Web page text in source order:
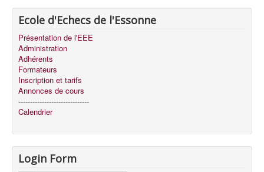
Ecole d'Echecs de l'Essonne
Présentation de l'EEE
Administration
Adhérents
Formateurs
Inscription et tarifs
Annonces de cours
------------------------------
Calendrier
Login Form